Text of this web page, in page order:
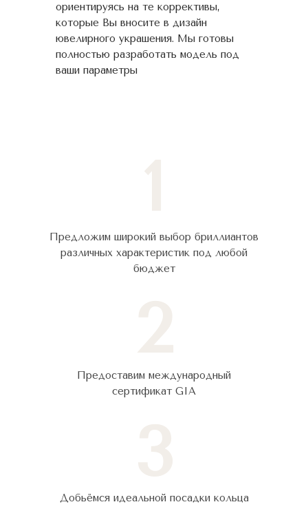
ориентируясь на те коррективы,
которые Вы вносите в дизайн
ювелирного украшения. Мы готовы
полностью разработать модель под
ваши параметры
Предложим широкий выбор бриллиантов
различных характеристик под любой
бюджет
Предоставим международный
сертификат GIA
Добьёмся идеальной посадки кольца